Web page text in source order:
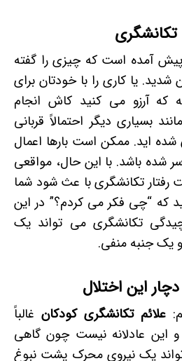
پیش آمده است که چیزی را گفته
شدید. یا کاری را با خودتان برای
که آرزو می کنید کاش انجام
بسیاری دیگر احتمالاً قربانی
شده اید. ممکن است بارها اعمال
شده باشد. با این حال، مواقعی
تکانشگری با عث شود شما
که “چی فکر می کردم؟” در این
تکانشگری می تواند یک
یک جنبه منفی.
این اختلال
علائم تکانشگری کودکان غالباً
این عادلانه نیست چون گاهی
یک نیروی محرک پشت نبوغ